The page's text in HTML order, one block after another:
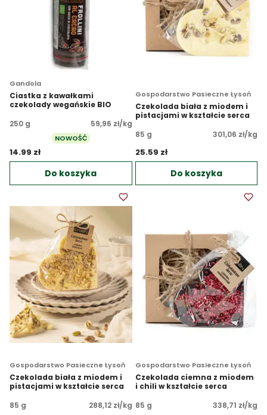
Gandola
Ciastka z kawałkami
czekolady wegańskie BIO
250 g
59,96 zł/kg
NOWOŚĆ
14.99 zł
Do koszyka
Gospodarstwo Pasieczne Łysoń
Czekolada biała z miodem i
pistacjami w kształcie serca
85 g
301,06 zł/kg
25.59 zł
Do koszyka
Gospodarstwo Pasieczne Łysoń
Czekolada biała z miodem i
pistacjami w kształcie serca
85 g
288,12 zł/kg
Gospodarstwo Pasieczne Łysoń
Czekolada ciemna z miodem
i chili w kształcie serca
85 g
338,71 zł/kg